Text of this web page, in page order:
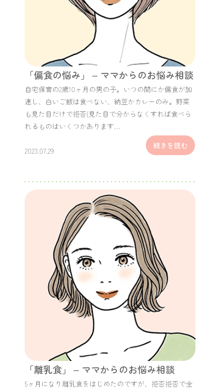
「偏食の悩み」 – ママからのお悩み相談
自宅保育の2歳10ヶ月の男の子。いつの間にか偏食が加
速し、白いご飯は食べない、納豆かカレーのみ。野菜
も見た目だけで拒否(見た目で分からなくすれば食べら
れるものはいくつかあります…
2023.07.29
続きを読む
「離乳食」 – ママからのお悩み相談
5ヶ月になり離乳食をはじめたのですが、拒否拒否で全